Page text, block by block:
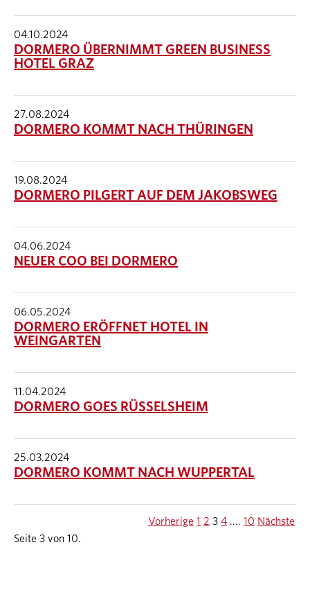
04.10.2024
DORMERO ÜBERNIMMT GREEN BUSINESS
HOTEL GRAZ
27.08.2024
DORMERO KOMMT NACH THÜRINGEN
19.08.2024
DORMERO PILGERT AUF DEM JAKOBSWEG
04.06.2024
NEUER COO BEI DORMERO
06.05.2024
DORMERO ERÖFFNET HOTEL IN
WEINGARTEN
11.04.2024
DORMERO GOES RÜSSELSHEIM
25.03.2024
DORMERO KOMMT NACH WUPPERTAL
Seite 3 von 10.
Vorherige 1 2 3 4 .... 10 Nächste